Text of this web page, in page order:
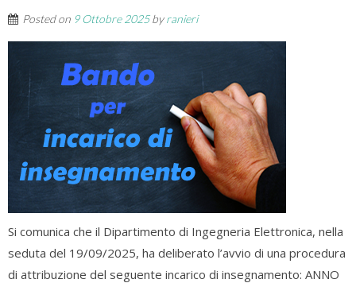
Posted on 9 Ottobre 2025byranieri
Si comunica che il Dipartimento di Ingegneria Elettronica, nella
seduta del 19/09/2025, ha deliberato l’avvio di una procedura
di attribuzione del seguente incarico di insegnamento: ANNO